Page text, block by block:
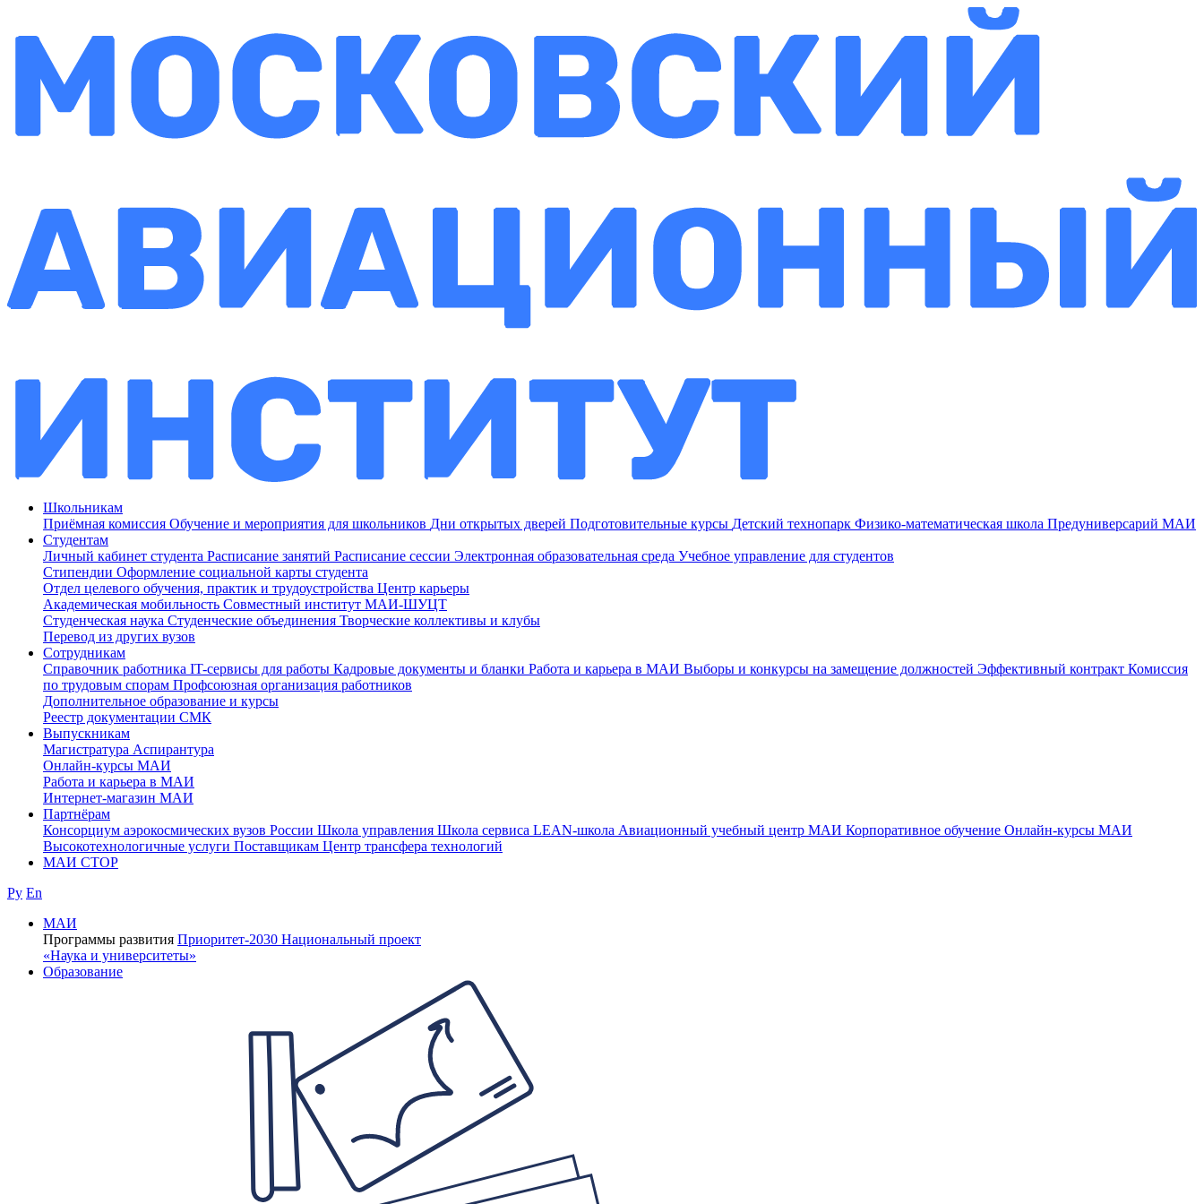
Школьникам
Приёмная комиссия Обучение и мероприятия для школьников Дни открытых дверей Подготовительные курсы Детский технопарк Физико-математическая школа Предуниверсарий МАИ
Студентам
Личный кабинет студента Расписание занятий Расписание сессии Электронная образовательная среда Учебное управление для студентов
Стипендии Оформление социальной карты студента
Отдел целевого обучения, практик и трудоустройства Центр карьеры
Академическая мобильность Совместный институт МАИ-ШУЦТ
Студенческая наука Студенческие объединения Творческие коллективы и клубы
Перевод из других вузов
Сотрудникам
Cправочник работника IT-сервисы для работы Кадровые документы и бланки Работа и карьера в МАИ Выборы и конкурсы на замещение должностей Эффективный контракт Комиссия
по трудовым спорам Профсоюзная организация работников
Дополнительное образование и курсы
Реестр документации СМК
Выпускникам
Магистратура Аспирантура
Онлайн-курсы МАИ
Работа и карьера в МАИ
Интернет-магазин МАИ
Партнёрам
Консорциум аэрокосмических вузов России Школа управления Школа сервиса LEAN-школа Авиационный учебный центр МАИ Корпоративное обучение Онлайн-курсы МАИ
Высокотехнологичные услуги Поставщикам Центр трансфера технологий
МАИ СТОР
Ру En
МАИ
Программы развития Приоритет-2030 Национальный проект
«Наука и университеты»
Образование